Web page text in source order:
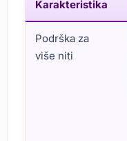
Karakteristika
Podrška za
više niti